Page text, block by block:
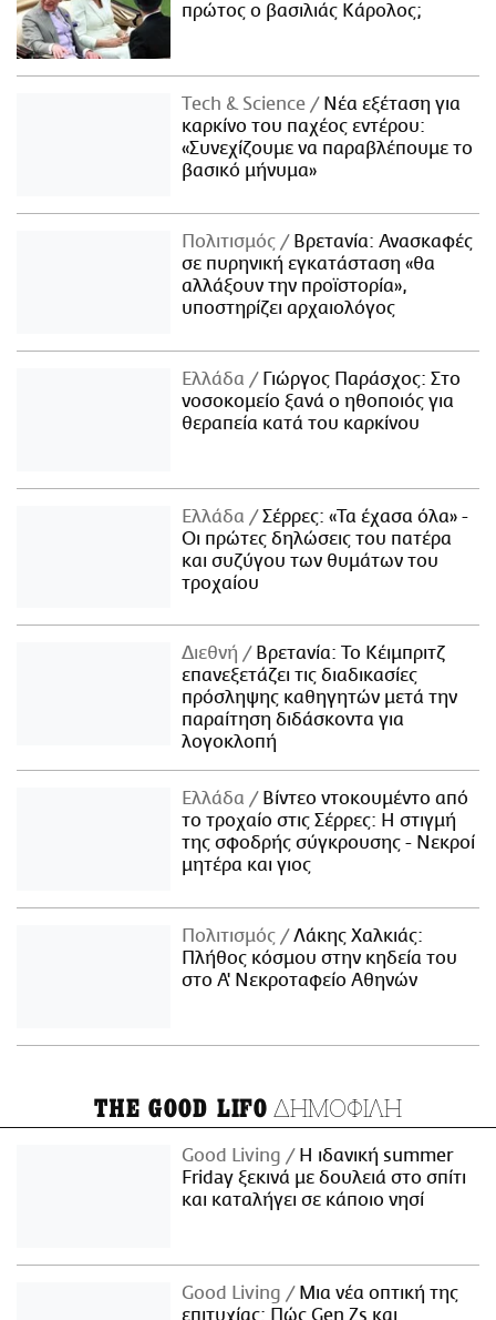
πρώτος ο βασιλιάς Κάρολος;
Τech & Science
Νέα εξέταση για
καρκίνο του παχέος εντέρου:
«Συνεχίζουμε να παραβλέπουμε το
βασικό μήνυμα»
Πολιτισμός
Βρετανία: Ανασκαφές
σε πυρηνική εγκατάσταση «θα
αλλάξουν την προϊστορία»,
υποστηρίζει αρχαιολόγος
Ελλάδα
Γιώργος Παράσχος: Στο
νοσοκομείο ξανά ο ηθοποιός για
θεραπεία κατά του καρκίνου
Ελλάδα
Σέρρες: «Τα έχασα όλα» -
Οι πρώτες δηλώσεις του πατέρα
και συζύγου των θυμάτων του
τροχαίου
Διεθνή
Βρετανία: Το Κέιμπριτζ
επανεξετάζει τις διαδικασίες
πρόσληψης καθηγητών μετά την
παραίτηση διδάσκοντα για
λογοκλοπή
Ελλάδα
Βίντεο ντοκουμέντο από
το τροχαίο στις Σέρρες: Η στιγμή
της σφοδρής σύγκρουσης - Νεκροί
μητέρα και γιος
Πολιτισμός
Λάκης Χαλκιάς:
Πλήθος κόσμου στην κηδεία του
στο Α' Νεκροταφείο Αθηνών
THE GOOD LIFO ΔΗΜΟΦΙΛΗ
Good Living
Η ιδανική summer
Friday ξεκινά με δουλειά στο σπίτι
και καταλήγει σε κάποιο νησί
Good Living
Μια νέα οπτική της
επιτυχίας: Πώς Gen Zs και